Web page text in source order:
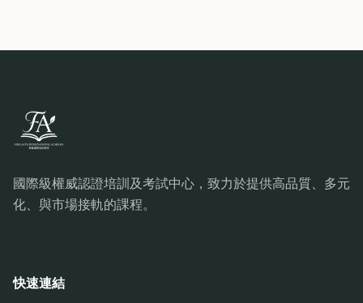
國際級權威認證培訓及考試中心，致力於提供高品質、多元
化、與市場接軌的課程。
快速連結